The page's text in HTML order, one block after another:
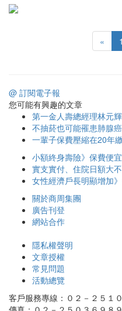
« 1
@ 訂閱電子報
您可能有興趣的文章
第一金人壽總經理林元
不抽菸也可能罹患肺腺
一輩子保費壓縮在20年
小額終身壽險》保費便
實支實付、住院日額大
女性經濟戶長明顯增加
關於商周集團
廣告刊登
網站合作
隱私權聲明
文章授權
常見問題
活動總覽
客戶服務專線：０２－２５１